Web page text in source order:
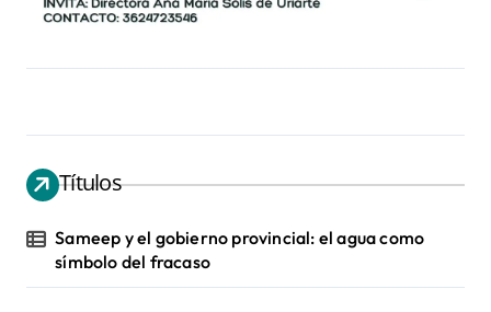
Títulos
Sameep y el gobierno provincial: el agua como
símbolo del fracaso